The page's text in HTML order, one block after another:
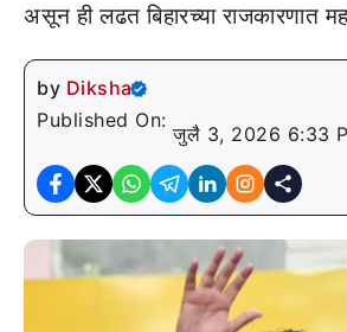
असून ही लढत बिहारच्या राजकारणात
by Diksha
Published On:
जुलै 3, 2026 6:33